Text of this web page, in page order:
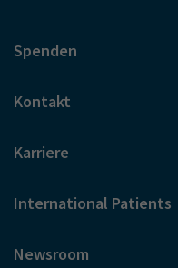
Spenden
Kontakt
Karriere
International Patients
Newsroom